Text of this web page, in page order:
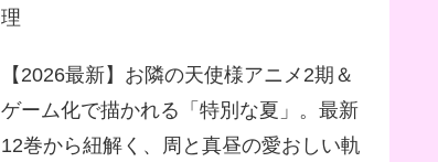
理
【2026最新】お隣の天使様アニメ2期＆
ゲーム化で描かれる「特別な夏」。最新
12巻から紐解く、周と真昼の愛おしい軌